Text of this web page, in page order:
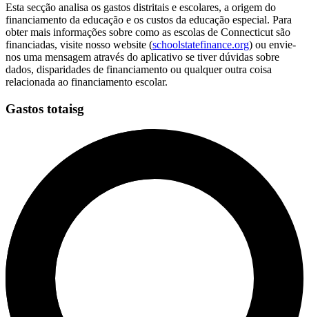
Esta secção analisa os gastos distritais e escolares, a origem do
financiamento da educação e os custos da educação especial. Para
obter mais informações sobre como as escolas de Connecticut são
financiadas, visite nosso website (schoolstatefinance.org) ou envie-
nos uma mensagem através do aplicativo se tiver dúvidas sobre
dados, disparidades de financiamento ou qualquer outra coisa
relacionada ao financiamento escolar.
Gastos totaisg